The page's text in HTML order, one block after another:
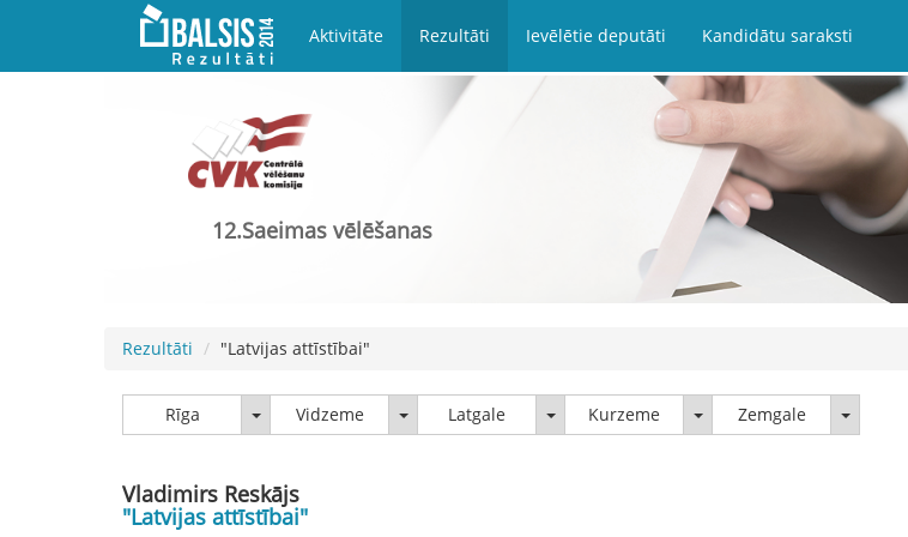
Aktivitāte Rezultāti Ievēlētie deputāti Kandidātu saraksti
12.Saeimas vēlēšanas
Rezultāti "Latvijas attīstībai"
Rīga Rīga Vidzeme VidzemeLatgale LatgaleKurzeme KurzemeZemgale Zemgale
Vladimirs Reskājs
"Latvijas attīstībai"